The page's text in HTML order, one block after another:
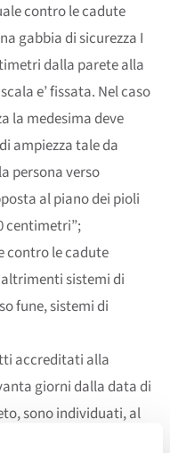
contro le cadute
gabbia di sicurezza I
dalla parete alla
e’ fissata. Nel caso
la medesima deve
ampiezza tale da
persona verso
al piano dei pioli
centimetri”;
contro le cadute
sistemi di
fune, sistemi di
accreditati alla
giorni dalla data di
sono individuati, al
dell’offerta formativa, i